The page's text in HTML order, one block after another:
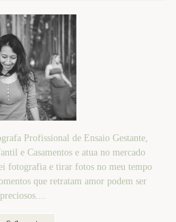
Profissional de Ensaio Gestante,
e Casamentos e atua no mercado
fotografia e tirar fotos no meu tempo
que retratam amor podem ser
preciosos....